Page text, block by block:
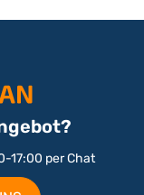
17:00 per Chat